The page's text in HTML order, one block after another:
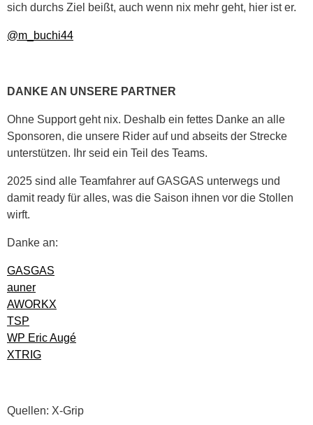
sich durchs Ziel beißt, auch wenn nix mehr geht, hier ist er.
@m_buchi44
DANKE AN UNSERE PARTNER
Ohne Support geht nix. Deshalb ein fettes Danke an alle
Sponsoren, die unsere Rider auf und abseits der Strecke
unterstützen. Ihr seid ein Teil des Teams.
2025 sind alle Teamfahrer auf GASGAS unterwegs und
damit ready für alles, was die Saison ihnen vor die Stollen
wirft.
Danke an:
GASGAS
auner
AWORKX
TSP
WP Eric Augé
XTRIG
Quellen: X-Grip